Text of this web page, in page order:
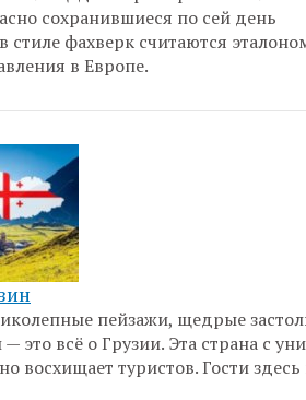
сохранившиеся по сей день
стиле фахверк считаются
в Европе.
пейзажи, щедрые
это всё о Грузии. Эта страна с
восхищает туристов. Гости здесь